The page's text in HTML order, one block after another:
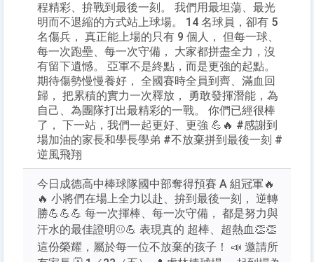
程精彩、拚戰到最後一刻。 我們用最坦蕩、最光
明而不退縮的方式站上球場。 14 名球員，卻有 5
名傷兵， 真正能上場的只有 9 個人， 但每一球、
每一次跑壘、每一次守備， 大家都拼盡全力，沒
有留下遺憾。 亞軍不是終點，而是更強的起點。
期待傷勢慢慢養好， 全國賽時全員到齊、滿血回
歸， 把累積的實力一次釋放， 勇敢發揮潛能，為
自己、為團隊打出最精彩的一戰。 你們已經很棒
了， 下一站，我們一起更好、更強 💪🔥 #感謝到
場加油的家長和學長學弟 #不放棄拼到最後一刻 #
逆風飛翔
今日成德高中棒球隊國中部奪得預賽 A 組冠軍🔥
🔥 小將們在場上全力以赴、拚到最後一刻， 逆轉
勝💪💪💪 每一次揮棒、每一次守備， 都是努力與
汗水的最佳證明⚾️💪 表現真的 超棒、超熱血👏👏
這份榮耀，屬於每一位不放棄的孩子！ 📣 邀請所